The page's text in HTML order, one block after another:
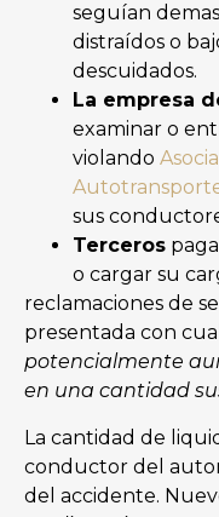
seguían
distraídos o
descuidados.
La empresa
examinar o
violando
sus
Terceros
o cargar su
reclamaciones de
presentada con
potencialmente
en una cantidad
La cantidad de
conductor del
del accidente.